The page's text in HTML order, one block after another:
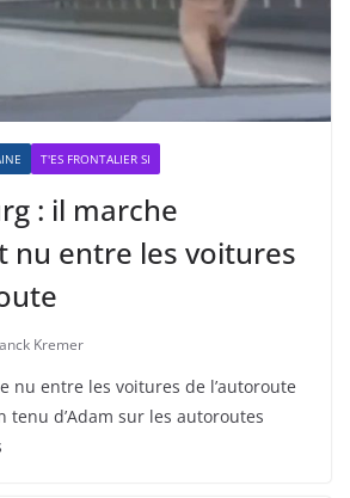
T'ES FRONTALIER SI
: il marche
nu entre les voitures
Kremer
nu entre les voitures de l’autoroute
d’Adam sur les autoroutes